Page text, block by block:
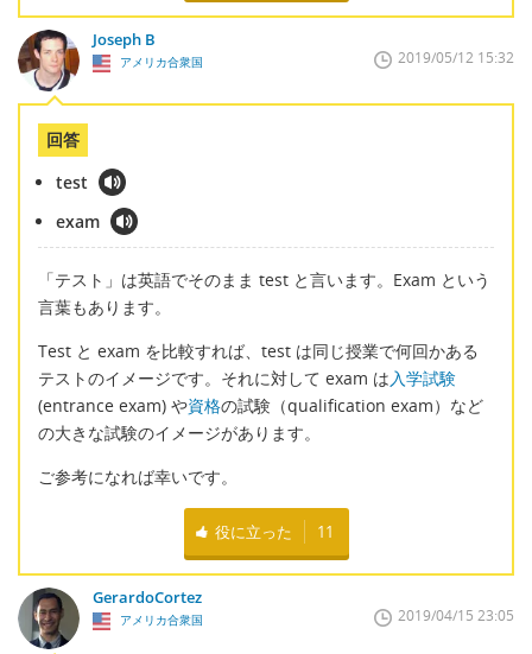
Joseph B
アメリカ合衆国 2019/05/12 15:32
回答
test
exam
「テスト」は英語でそのまま test と言います。Exam という
言葉もあります。
Test と exam を比較すれば、test は同じ授業で何回かある
テストのイメージです。それに対して exam は入学試験
(entrance exam) や資格の試験（qualification exam）など
の大きな試験のイメージがあります。
ご参考になれば幸いです。
役に立った 11
GerardoCortez
アメリカ合衆国 2019/04/15 23:05